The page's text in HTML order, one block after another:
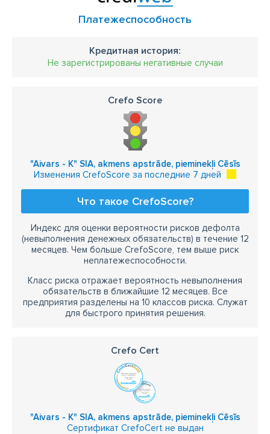
Платежеспособность
Кредитная история:
Не зарегистрированы негативные случаи
Crefo Score
"Aivars - K" SIA, akmens apstrāde, pieminekļi Cēsīs
Изменения CrefoScore за последние 7 дней
Что такое CrefoScore?
Индекс для оценки вероятности рисков дефолта
(невыполнения денежных обязательств) в течение 12
месяцев. Чем больше CrefoScore, тем выше риск
неплатежеспособности.
Класс риска отражает вероятность невыполнения
обязательств в ближайшие 12 месяцев. Все
предприятия разделены на 10 классов риска. Служат
для быстрого принятия решения.
Crefo Cert
"Aivars - K" SIA, akmens apstrāde, pieminekļi Cēsīs
Сертификат CrefoCert не выдан